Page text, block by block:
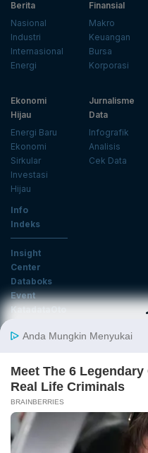
Berita
Nasional
Industri
Internasional
Energi
Finansial
Makro
Keuangan
Bursa
Korporasi
Ekonomi
Hijau
Energi Baru
Ekonomi
Sirkular
Investasi
Hijau
Jurnalisme
Data
Infografik
Analisis
Cek Data
Info
Indeks
Insight
Center
Databoks
Event
KatadataOto
Email